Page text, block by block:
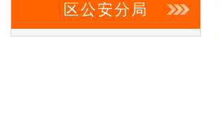
区公安分局